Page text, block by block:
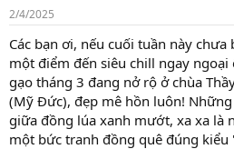
g
2/4/2025
Các bạn ơi, nếu cuối tuần này
một điểm đến siêu chill ngay ngoại
gạo tháng 3 đang nở rộ ở chùa
(Mỹ Đức), đẹp mê hồn luôn!
giữa đồng lúa xanh mướt, xa xa là
một bức tranh đồng quê đúng